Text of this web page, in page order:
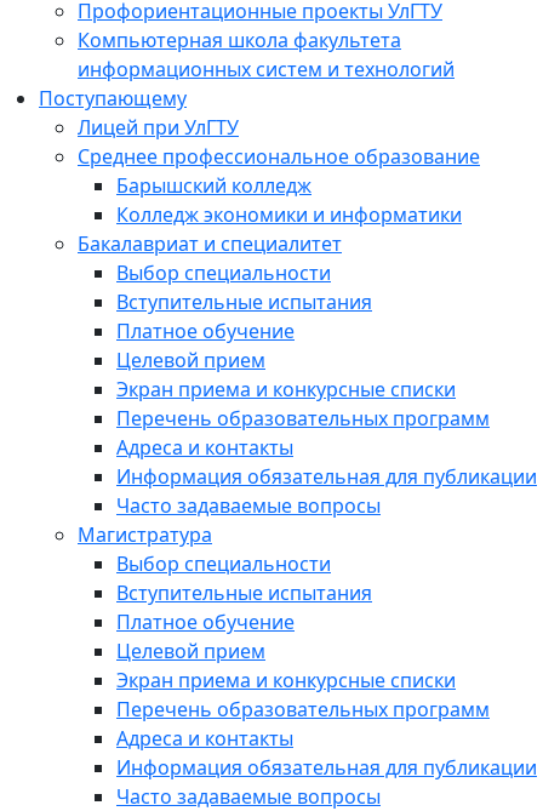
Профориентационные проекты УлГТУ
Компьютерная школа факультета
информационных систем и технологий
Поступающему
Лицей при УлГТУ
Среднее профессиональное образование
Барышский колледж
Колледж экономики и информатики
Бакалавриат и специалитет
Выбор специальности
Вступительные испытания
Платное обучение
Целевой прием
Экран приема и конкурсные списки
Перечень образовательных программ
Адреса и контакты
Информация обязательная для публикации
Часто задаваемые вопросы
Магистратура
Выбор специальности
Вступительные испытания
Платное обучение
Целевой прием
Экран приема и конкурсные списки
Перечень образовательных программ
Адреса и контакты
Информация обязательная для публикации
Часто задаваемые вопросы